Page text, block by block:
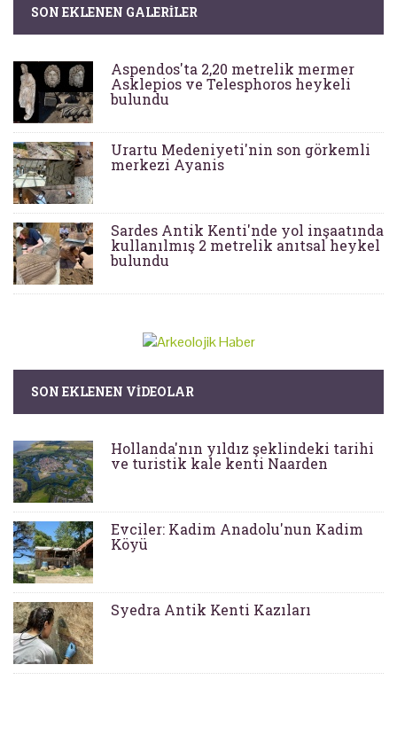
SON EKLENEN GALERILER
Aspendos'ta 2,20 metrelik mermer
Asklepios ve Telesphoros heykeli
bulundu
Urartu Medeniyeti'nin son görkemli
merkezi Ayanis
Sardes Antik Kenti'nde yol inşaatında
kullanılmış 2 metrelik anıtsal heykel
bulundu
SON EKLENEN VIDEOLAR
Hollanda'nın yıldız şeklindeki tarihi
ve turistik kale kenti Naarden
Evciler: Kadim Anadolu'nun Kadim
Köyü
Syedra Antik Kenti Kazıları